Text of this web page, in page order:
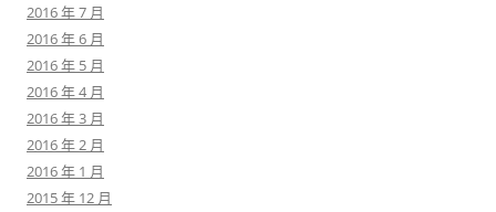
2016 年 7 月
2016 年 6 月
2016 年 5 月
2016 年 4 月
2016 年 3 月
2016 年 2 月
2016 年 1 月
2015 年 12 月